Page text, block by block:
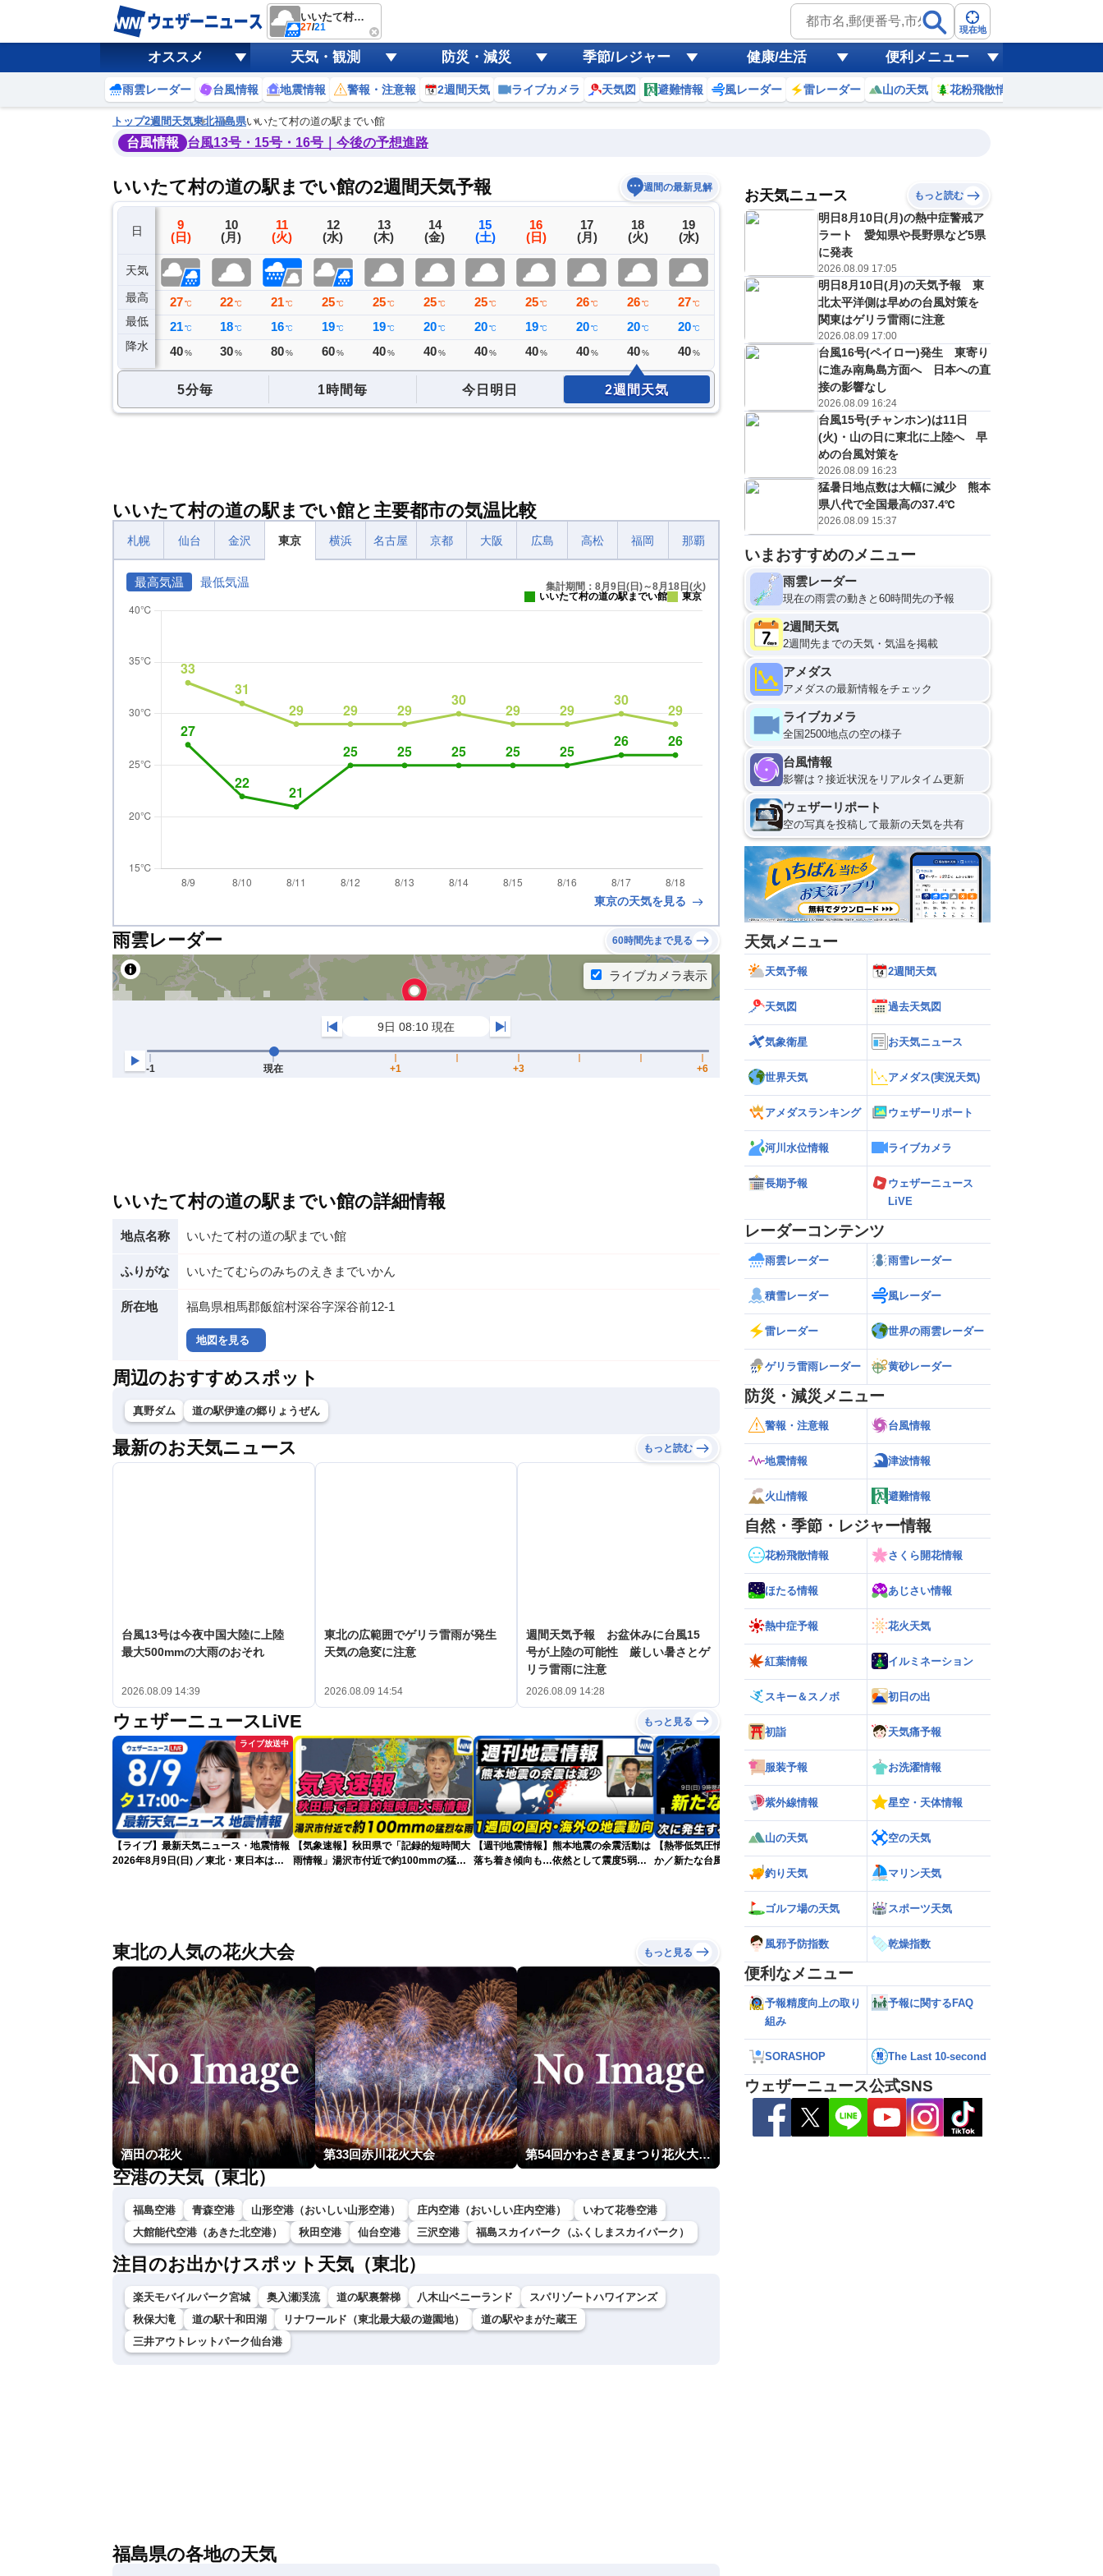
いいたて村の道の駅までい館
27/21 現在地
オススメ 天気・観測 防災・減災 季節/レジャー 健康/生活 便利メニュー
雨雲レーダー 台風情報 地震情報 警報・注意報 2週間天気 ライブカメラ 天気図 避難情報 風レーダー 雷レーダー 山の天気 花粉飛散情報
トップ2週間天気東北福島県いいたて村の道の駅までい館
台風情報 台風13号・15号・16号｜今後の予想進路
いいたて村の道の駅までい館の2週間天気予報 週間の最新見解
日
天気
最高
最低
降水
8
(土)
30℃
22℃
ミリ
9
(日)
27 ℃
21 ℃
40 %
10
(月)
22 ℃
18 ℃
30 %
11
(火)
21 ℃
16 ℃
80 %
12
(水)
25 ℃
19 ℃
60 %
13
(木)
25℃
19℃
40%
14
(金)
25℃
20℃
40%
15
(土)
25℃
20℃
40%
16
(日)
25℃
19℃
40%
17
(月)
26 ℃
20 ℃
40 %
18
(火)
26 ℃
20 ℃
40 %
19
(水)
27 ℃
20 ℃
40 %
20
%
22
(土)
E
25℃
20 ℃
40 %
23
(日)
E
28℃
20℃
40 %
予報の
信頼度
B
C
D
E
低
5分毎 1時間毎 今日明日 2週間天気
いいたて村の道の駅までい館と主要都市の気温比較
札幌 仙台 金沢 東京 横浜 名古屋 京都 大阪 広島 高松 福岡 那覇
最高気温 最低気温
集計期間：8月9日(日)～8月18日(火)
いいたて村の道の駅までい館
東京
東京の天気を見る
雨雲レーダー 60時間先まで見る
いいたて村の道の駅までい館の詳細情報
地点名称 いいたて村の道の駅までい館
ふりがな いいたてむらのみちのえきまでいかん
所在地 福島県相馬郡飯舘村深谷字深谷前12-1
地図を見る
周辺のおすすめスポット
真野ダム 道の駅伊達の郷りょうぜん
最新のお天気ニュース もっと読む
台風13号は今夜中国大陸に上陸
最大500mmの大雨のおそれ
2026.08.09 14:39
東北の広範囲でゲリラ雷雨が発生
天気の急変に注意
2026.08.09 14:54
週間天気予報 お盆休みに台風15
号が上陸の可能性 厳しい暑さとゲ
リラ雷雨に注意
2026.08.09 14:28
ウェザーニュースLiVE もっと見る
ライブ放送中
【ライブ】最新天気ニュース・地震情報
2026年8月9日(日) ／東北・東日本は急
【気象速報】秋田県で「記録的短時間大
雨情報」湯沢市付近で約100mmの猛烈
【週刊地震情報】熊本地震の余震活動は
落ち着き傾向も…依然として震度5弱警
【熱帯低気圧情報 2026】台風16号発生
か／新たな台風発生予想 今後の進路と日
本への影響は？(9日 12時更新)
【ゲリラ雷雨情報】東北〜中国地方の広
い範囲で急な雷雨に警戒
東北の人気の花火大会 もっと見る
酒田の花火 第33回赤川花火大会 第54回かわさき夏まつり花火大会「おらが自慢のでっかい花火」
空港の天気（東北）
福島空港 青森空港 山形空港（おいしい山形空港） 庄内空港（おいしい庄内空港）
いわて花巻空港
大館能代空港（あきた北空港）
秋田空港 仙台空港 三沢空港 福島スカイパーク（ふくしまスカイパーク）
注目のお出かけスポット天気（東北）
楽天モバイルパーク宮城 奥入瀬渓流 道の駅裏磐梯 八木山ベニーランド
スパリゾートハワイアンズ
秋保大滝
道の駅十和田湖 リナワールド（東北最大級の遊園地）
道の駅やまがた蔵王
三井アウトレットパーク仙台港
福島県の各地の天気
お天気ニュース もっと読む
明日8月10日(月)の熱中症警戒ア
ラート 愛知県や長野県など5県
に発表
2026.08.09 17:05
明日8月10日(月)の天気予報 東
北太平洋側は早めの台風対策を
関東はゲリラ雷雨に注意
2026.08.09 17:00
台風16号(ペイロー)発生 東寄り
に進み南鳥島方面へ 日本への直
接の影響なし
2026.08.09 16:24
台風15号(チャンホン)は11日
(火)・山の日に東北に上陸へ 早
めの台風対策を
2026.08.09 16:23
猛暑日地点数は大幅に減少 熊本
県八代で全国最高の37.4℃
2026.08.09 15:37
いまおすすめのメニュー
雨雲レーダー
現在の雨雲の動きと60時間先の予報
2週間天気
2週間先までの天気・気温を掲載
アメダス
アメダスの最新情報をチェック
ライブカメラ
全国2500地点の空の様子
台風情報
影響は？接近状況をリアルタイム更新
ウェザーリポート
空の写真を投稿して最新の天気を共有
天気メニュー
天気予報 2週間天気
天気図 過去天気図
気象衛星 お天気ニュース
世界天気 アメダス(実況天気)
アメダスランキング ウェザーリポート
河川水位情報 ライブカメラ
長期予報
ウェザーニュース
LiVE
レーダーコンテンツ
雨雲レーダー 雨雪レーダー
積雪レーダー 風レーダー
雷レーダー 世界の雨雲レーダー
ゲリラ雷雨レーダー 黄砂レーダー
防災・減災メニュー
警報・注意報 台風情報
地震情報 津波情報
火山情報 避難情報
自然・季節・レジャー情報
花粉飛散情報 さくら開花情報
ほたる情報 あじさい情報
熱中症予報 花火天気
紅葉情報 イルミネーション
スキー＆スノボ 初日の出
初詣 天気痛予報
服装予報 お洗濯情報
紫外線情報 星空・天体情報
山の天気 空の天気
釣り天気 マリン天気
ゴルフ場の天気 スポーツ天気
風邪予防指数 乾燥指数
便利なメニュー
予報精度向上の取り
組み
予報に関するFAQ
SORASHOP The Last 10-second
ウェザーニュース公式SNS